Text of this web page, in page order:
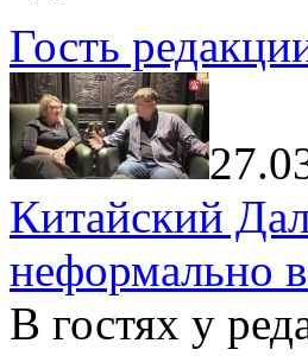
Гость
Китайский
неформально
В гостях у